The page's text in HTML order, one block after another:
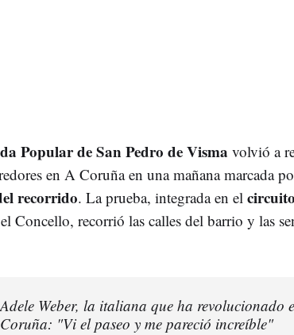
Popular de San Pedro de Visma volvió a
en A Coruña en una mañana marcada
recorrido. La prueba, integrada en el
Concello, recorrió las calles del barrio y las
Adele Weber, la italiana que ha revolucionado
Coruña: "Vi el paseo y me pareció increíble"